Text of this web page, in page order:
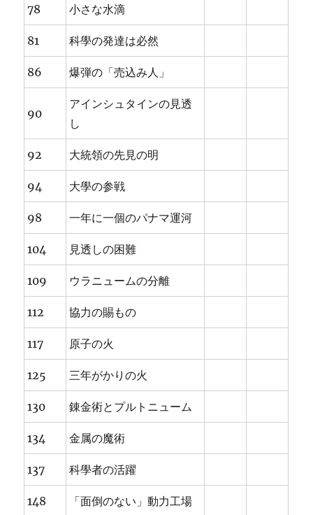
78 小さな水滴
81 科學の発達は必然
86 爆弾の「売込み人」
90
アインシュタインの見透
し
92 大統領の先見の明
94 大學の参戦
98 一年に一個のパナマ運河
104 見透しの困難
109 ウラニュームの分離
112 協力の賜もの
117 原子の火
125 三年がかりの火
130 錬金術とプルトニューム
134 金属の魔術
137 科學者の活躍
148 「面倒のない」動力工場